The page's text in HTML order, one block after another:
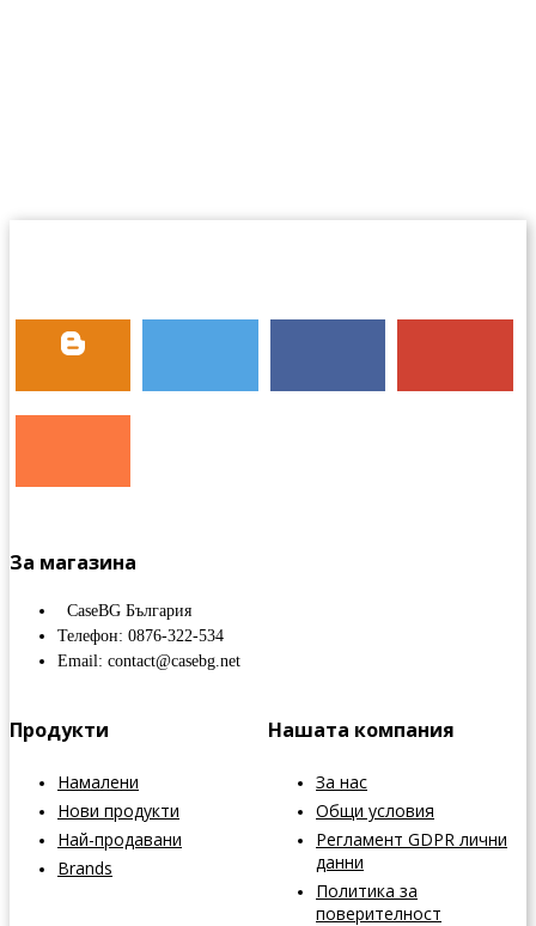
За магазина
CaseBG България
Телефон: 0876-322-534
Email: contact@casebg.net
Продукти
Намалени
Нови продукти
Най-продавани
Brands
Нашата компания
За нас
Общи условия
Регламент GDPR лични
данни
Политика за
поверителност